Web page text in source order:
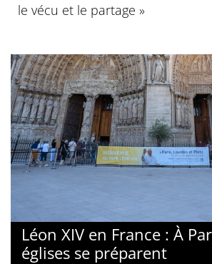
le vécu et le partage »
Léon XIV en France : À
églises se préparent